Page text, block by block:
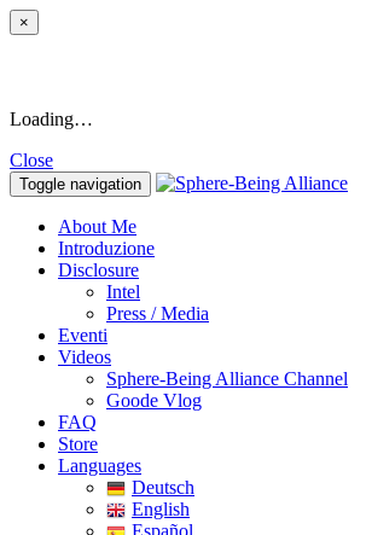
×
Loading…
Close
Toggle navigation
About Me
Introduzione
Disclosure
Intel
Press / Media
Eventi
Videos
Sphere-Being Alliance Channel
Goode Vlog
FAQ
Store
Languages
Deutsch
English